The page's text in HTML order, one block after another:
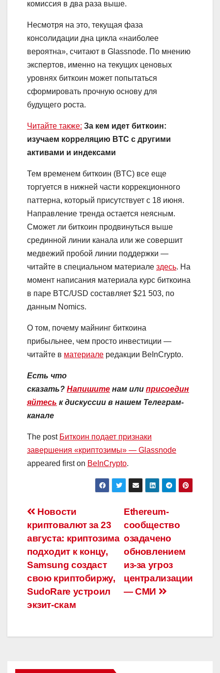
комиссия в два раза выше.
Несмотря на это, текущая фаза
консолидации дна цикла «наиболее
вероятна», считают в Glassnode. По мнению
экспертов, именно на текущих ценовых
уровнях биткоин может попытаться
сформировать прочную основу для
будущего роста.
Читайте также: За кем идет биткоин:
изучаем корреляцию BTC с другими
активами и индексами
Тем временем биткоин (BTC) все еще
торгуется в нижней части коррекционного
паттерна, который присутствует с 18 июня.
Направление тренда остается неясным.
Сможет ли биткоин продвинуться выше
срединной линии канала или же совершит
медвежий пробой линии поддержки —
читайте в специальном материале здесь. На
момент написания материала курс биткоина
в паре BTC/USD составляет $21 503, по
данным Nomics.
О том, почему майнинг биткоина
прибыльнее, чем просто инвестиции —
читайте в материале редакции BeInCrypto.
Есть что
сказать? Напишите нам или присоедин
яйтесь к дискуссии в нашем Телеграм-
канале
The post Биткоин подает признаки
завершения «криптозимы» — Glassnode
appeared first on BeInCrypto.
Навигация
по
записям
Ethereum-
сообщество
озадачено
обновлением
из-за угроз
централизации
— СМИ
Новости
криптовалют за 23
августа: криптозима
подходит к концу,
Samsung создаст
свою криптобиржу,
SudoRare устроил
экзит-скам